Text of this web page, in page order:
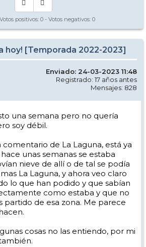
positivos: 0 - Votos negativos: 0
hoy! [Temporada 2022-2023]
Enviado: 24-03-2023 11:48
Registrado: 17 años antes
Mensajes: 828
una semana pero no quería
soy débil.
de La Laguna, está ya
unas semanas se estaba
nieve de allí o de tal se podía
La Laguna, y ahora veo claro
lo que han podido y que sabían
como estaba y que no
partido de esa zona. Me parece
cosas no las entiendo, por mi